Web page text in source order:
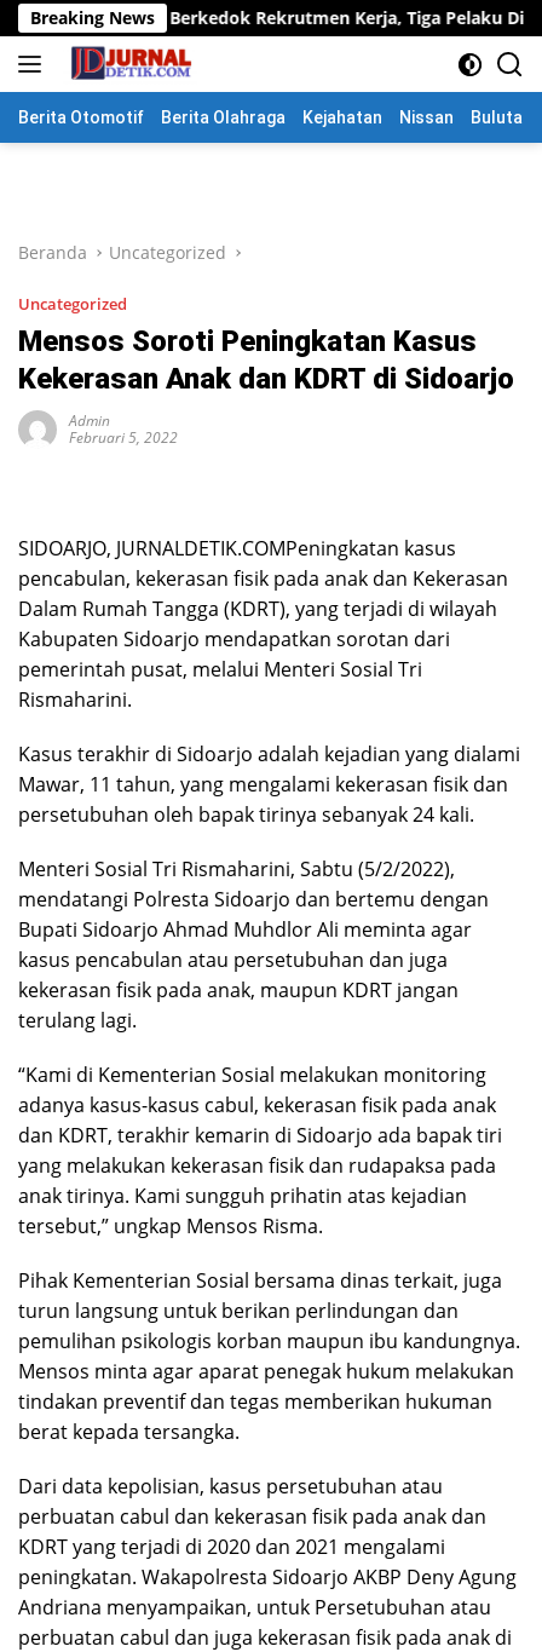
Langsung
ke
konten
Breaking News
Rekrutmen Kerja, Tiga Pelaku Diamankan
Berita Otomotif Berita Olahraga Kejahatan Nissan
Beranda Uncategorized
Uncategorized
Mensos Soroti Peningkatan Kasus
Kekerasan Anak dan KDRT di Sidoarjo
Admin
Februari 5, 2022
SIDOARJO, JURNALDETIK.COMPeningkatan kasus
pencabulan, kekerasan fisik pada anak dan Kekerasan
Dalam Rumah Tangga (KDRT), yang terjadi di wilayah
Kabupaten Sidoarjo mendapatkan sorotan dari
pemerintah pusat, melalui Menteri Sosial Tri
Rismaharini.
Kasus terakhir di Sidoarjo adalah kejadian yang dialami
Mawar, 11 tahun, yang mengalami kekerasan fisik dan
persetubuhan oleh bapak tirinya sebanyak 24 kali.
Menteri Sosial Tri Rismaharini, Sabtu (5/2/2022),
mendatangi Polresta Sidoarjo dan bertemu dengan
Bupati Sidoarjo Ahmad Muhdlor Ali meminta agar
kasus pencabulan atau persetubuhan dan juga
kekerasan fisik pada anak, maupun KDRT jangan
terulang lagi.
“Kami di Kementerian Sosial melakukan monitoring
adanya kasus-kasus cabul, kekerasan fisik pada anak
dan KDRT, terakhir kemarin di Sidoarjo ada bapak tiri
yang melakukan kekerasan fisik dan rudapaksa pada
anak tirinya. Kami sungguh prihatin atas kejadian
tersebut,” ungkap Mensos Risma.
Pihak Kementerian Sosial bersama dinas terkait, juga
turun langsung untuk berikan perlindungan dan
pemulihan psikologis korban maupun ibu kandungnya.
Mensos minta agar aparat penegak hukum melakukan
tindakan preventif dan tegas memberikan hukuman
berat kepada tersangka.
Dari data kepolisian, kasus persetubuhan atau
perbuatan cabul dan kekerasan fisik pada anak dan
KDRT yang terjadi di 2020 dan 2021 mengalami
peningkatan. Wakapolresta Sidoarjo AKBP Deny Agung
Andriana menyampaikan, untuk Persetubuhan atau
perbuatan cabul dan juga kekerasan fisik pada anak di